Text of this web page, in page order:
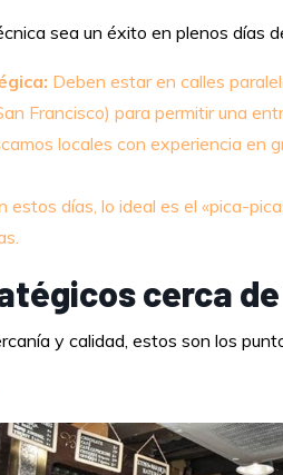
sea un éxito en plenos días
Deben estar en calles
Francisco) para permitir una
locales con experiencia en
estos días, lo ideal es el «pica-
cerca
y calidad, estos son los